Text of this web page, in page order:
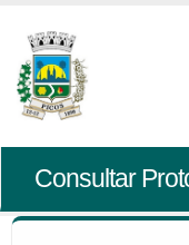
Consultar